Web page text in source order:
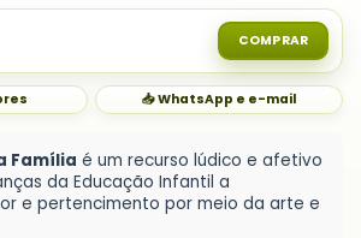
COMPRAR
📥 WhatsApp e e-mail
Família é um recurso lúdico e afetivo
da Educação Infantil a
e pertencimento por meio da arte e